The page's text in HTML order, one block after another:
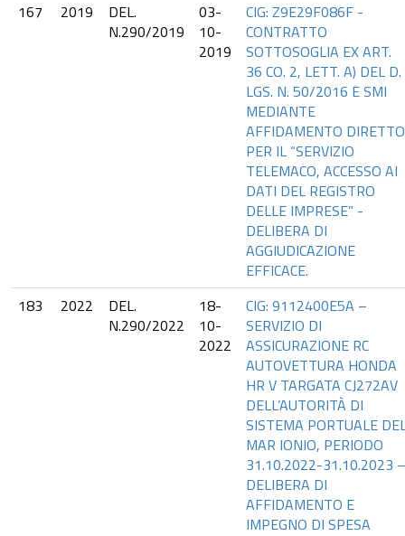
167
2019
DEL.
N.290/2019
03-
10-
2019
CIG: Z9E29F086F -
CONTRATTO
SOTTOSOGLIA EX ART.
36 CO. 2, LETT. A) DEL D.
LGS. N. 50/2016 E SMI
MEDIANTE
AFFIDAMENTO DIRETTO
PER IL “SERVIZIO
TELEMACO, ACCESSO AI
DATI DEL REGISTRO
DELLE IMPRESE” -
DELIBERA DI
AGGIUDICAZIONE
EFFICACE.
183
2022
DEL.
N.290/2022
18-
10-
2022
CIG: 9112400E5A –
SERVIZIO DI
ASSICURAZIONE RC
AUTOVETTURA HONDA
HR V TARGATA CJ272AV
DELL’AUTORITÀ DI
SISTEMA PORTUALE
MAR IONIO, PERIODO
31.10.2022-31.10.2023 –
DELIBERA DI
AFFIDAMENTO E
IMPEGNO DI SPESA